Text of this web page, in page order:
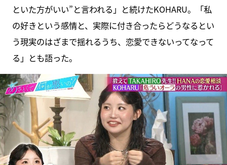
といた方がいい”と言われる」と続けたKOHARU。「私
の好きという感情と、実際に付き合ったらどうなるとい
う現実のはざまで揺れるうち、恋愛できないってなって
る」とも語った。